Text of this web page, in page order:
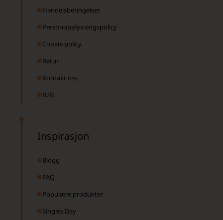
Handelsbetingelser
Personopplysningspolicy
Cookie policy
Retur
Kontakt oss
B2B
Inspirasjon
Blogg
FAQ
Populære produkter
Singles Day